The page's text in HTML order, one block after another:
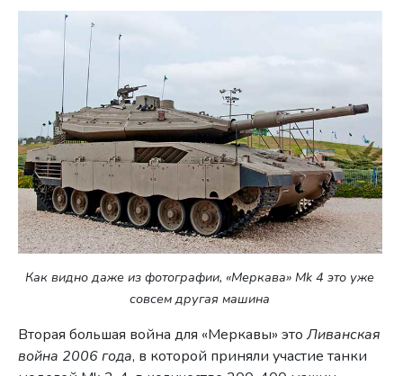
Как видно даже из фотографии, «Меркава» Mk 4 это уже
совсем другая машина
Вторая большая война для «Меркавы» этоЛиванская
война 2006 года, в которой приняли участие танки